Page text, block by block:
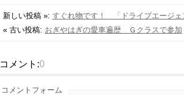
新しい投稿 »: すぐれ物です！ 「ドライブエージェ
« 古い投稿: おぎやはぎの愛車遍歴 Ｇクラスで参加
コメント:0
コメントフォーム